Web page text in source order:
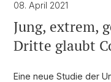
08. April 2021
Jung, extrem,
Dritte glaubt
Eine neue Studie der